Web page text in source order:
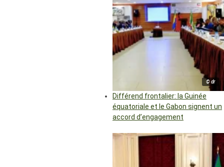
© dr
Différend frontalier: la Guinée
équatoriale et le Gabon signent un
accord d’engagement